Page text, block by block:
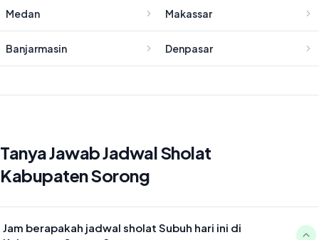
Medan Makassar
Banjarmasin Denpasar
Tanya Jawab Jadwal Sholat
Kabupaten Sorong
Jam berapakah jadwal sholat Subuh hari ini di